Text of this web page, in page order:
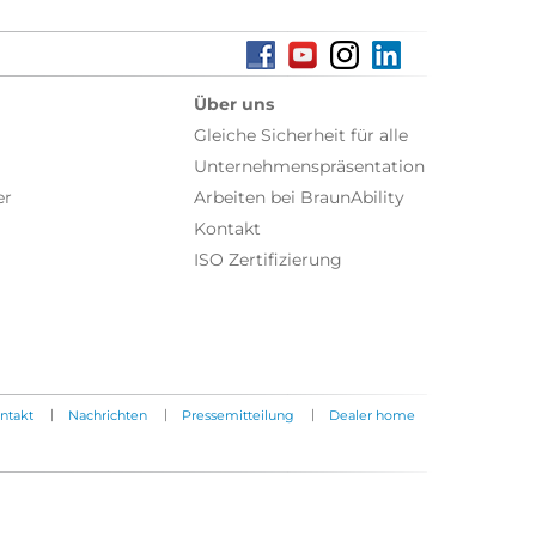
Über uns
Gleiche Sicherheit für alle
Unternehmenspräsentation
Arbeiten bei BraunAbility
Kontakt
ISO Zertifizierung
| Nachrichten | Pressemitteilung | Dealer home